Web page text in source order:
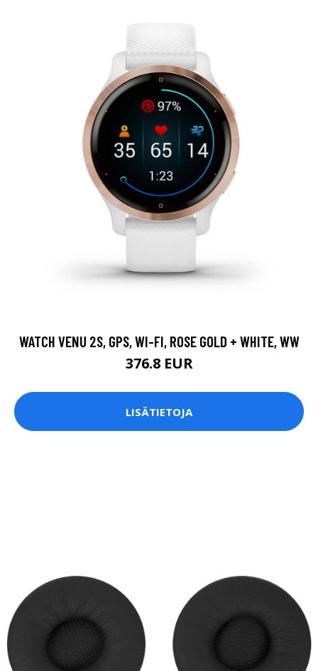
WATCH VENU 2S, GPS, WI-FI, ROSE GOLD + WHITE, WW
376.8 EUR
LISÄTIETOJA